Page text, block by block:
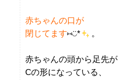
赤ちゃんの口が
閉じてます⑅◡̈* 。
赤ちゃんの頭から足先が
Cの形になっている、